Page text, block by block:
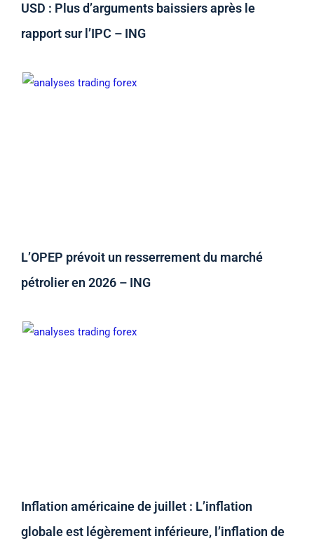
USD : Plus d’arguments baissiers après le
rapport sur l’IPC – ING
L’OPEP prévoit un resserrement du marché
pétrolier en 2026 – ING
Inflation américaine de juillet : L’inflation
globale est légèrement inférieure, l’inflation de